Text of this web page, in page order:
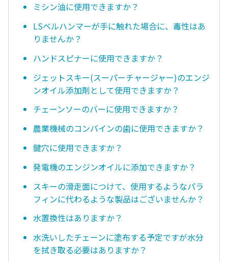
ミシン油に使用できますか？
LSベルハンマーが手に触れた場合に、毒性はあ
りませんか？
ハンドスピナーに使用できますか？
ジェットスキー(スーパーチャージャー)のエンジ
ンオイル添加剤として使用できますか？
チェーンソーのバーに使用できますか？
農業機械のコンバインの歯に使用できますか？
鍵穴に使用できますか？
発電機のエンジンオイルに添加できますか？
スキーの滑走面につけて、使用するようなパラ
フィンに代わるような製品はございませんか？
水置換性はありますか？
水洗いしたチェーンに塗布する予定ですが水分
を拭き取る必要はありますか？